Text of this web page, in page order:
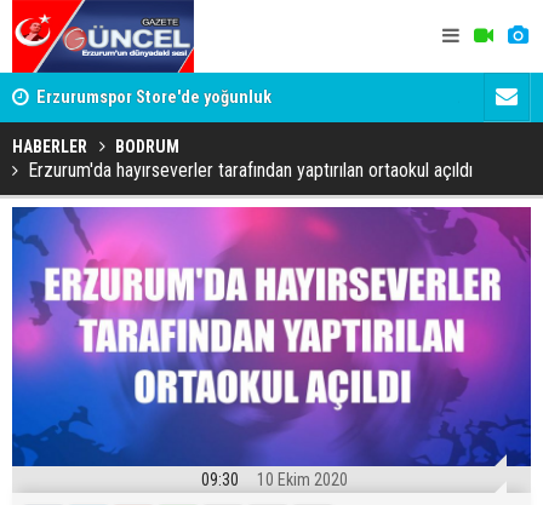
Erzurumspor Store'de yoğunluk Adalet
HABERLER BODRUM
Erzurum'da hayırseverler tarafından yaptırılan ortaokul açıldı
09:30 10 Ekim 2020